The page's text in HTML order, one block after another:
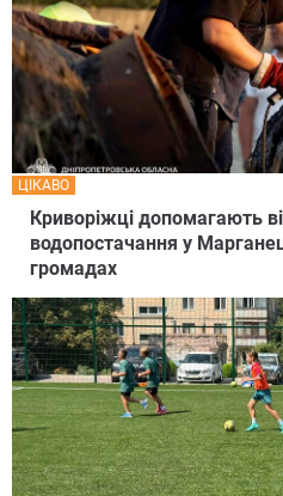
Криворіжці допомагають
водопостачання у
громадах
ЦІКАВО